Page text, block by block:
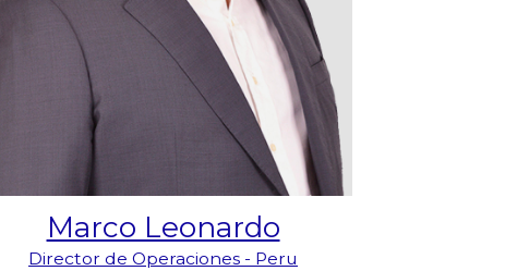
Marco Leonardo
Director de Operaciones - Peru